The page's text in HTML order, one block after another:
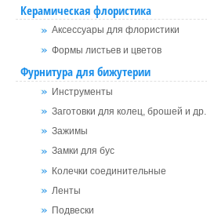
Керамическая флористика
Аксессуары для флористики
Формы листьев и цветов
Фурнитура для бижутерии
Инструменты
Заготовки для колец, брошей и др.
Зажимы
Замки для бус
Колечки соединительные
Ленты
Подвески